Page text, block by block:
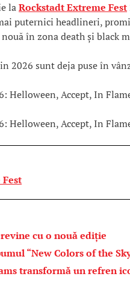
laRockstadt Extreme Fest
puternici headlineri,
nouă în zona death și black
2026 sunt deja puse în
cu o nouă ediție
“New Colors of the
transformă un refren